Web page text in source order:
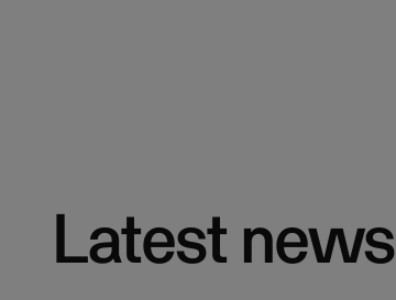
Latest news